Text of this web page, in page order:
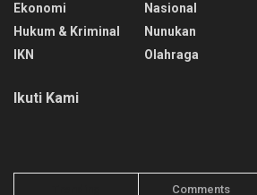
Ekonomi
Hukum & Kriminal
IKN
Nasional
Nunukan
Olahraga
Ikuti Kami
Comments